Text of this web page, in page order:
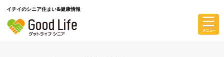
イチイのシニア住まい&健康情報